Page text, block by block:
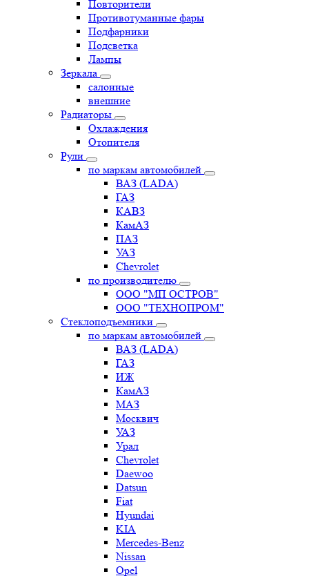
Повторители
Противотуманные фары
Подфарники
Подсветка
Лампы
Зеркала
салонные
внешние
Радиаторы
Охлаждения
Отопителя
Рули
по маркам автомобилей
ВАЗ (LADA)
ГАЗ
КАВЗ
КамАЗ
ПАЗ
УАЗ
Chevrolet
по производителю
ООО "МП ОСТРОВ"
ООО "ТЕХНОПРОМ"
Стеклоподъемники
по маркам автомобилей
ВАЗ (LADA)
ГАЗ
ИЖ
КамАЗ
МАЗ
Москвич
УАЗ
Урал
Chevrolet
Daewoo
Datsun
Fiat
Hyundai
KIA
Mercedes-Benz
Nissan
Opel